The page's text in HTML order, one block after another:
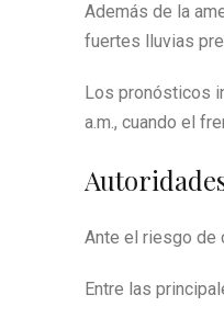
Además de la
fuertes lluvias
Los pronósticos
a.m., cuando el
Ante el riesgo de
Entre las